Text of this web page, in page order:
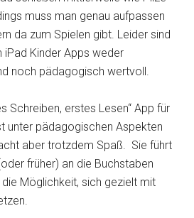
muss man genau aufpassen
da zum Spielen gibt. Leider sind
Kinder Apps weder
noch pädagogisch wertvoll.
Schreiben, erstes Lesen“ App für
unter pädagogischen Aspekten
aber trotzdem Spaß. Sie führt
früher) an die Buchstaben
Möglichkeit, sich gezielt mit